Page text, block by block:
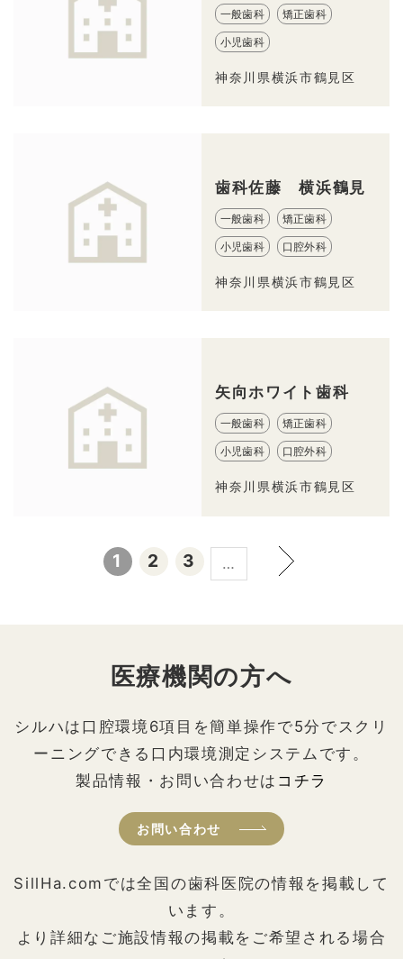
一般歯科 矯正歯科
小児歯科
神奈川県横浜市鶴見区
歯科佐藤 横浜鶴見
一般歯科 矯正歯科
小児歯科 口腔外科
神奈川県横浜市鶴見区
矢向ホワイト歯科
一般歯科 矯正歯科
小児歯科 口腔外科
神奈川県横浜市鶴見区
1 2 3 …
医療機関の方へ
シルハは口腔環境6項目を簡単操作で5分でスクリ
ーニングできる口内環境測定システムです。
製品情報・お問い合わせは コチラ
お問い合わせ
SillHa.comでは全国の歯科医院の情報を掲載して
います。
より詳細なご施設情報の掲載をご希望される場合